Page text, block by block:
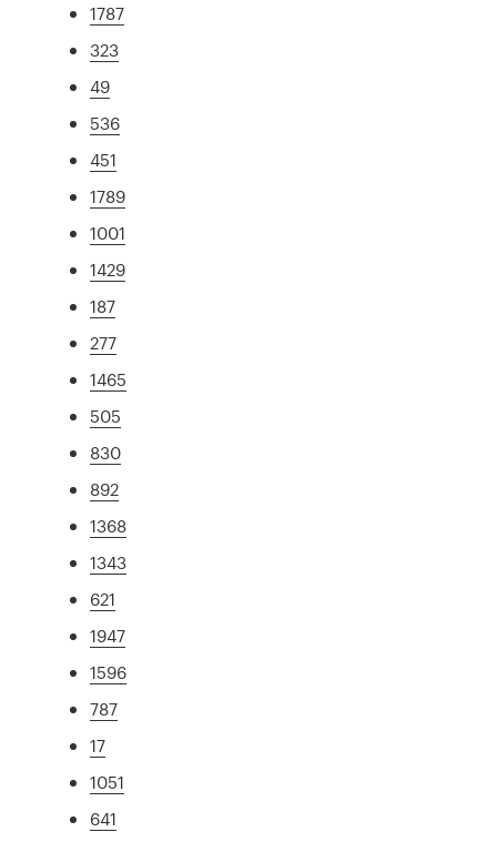
1787
323
49
536
451
1789
1001
1429
187
277
1465
505
830
892
1368
1343
621
1947
1596
787
17
1051
641